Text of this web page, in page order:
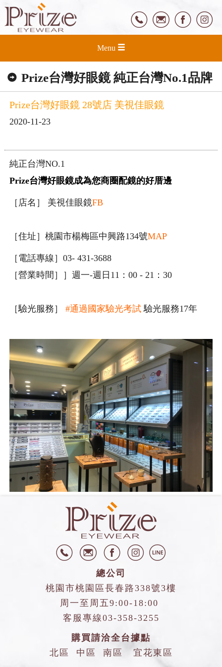
Menu
Prize台灣好眼鏡 純正台灣No.1品牌
Prize台灣好眼鏡 28號店 美視佳眼鏡
2020-11-23
純正台灣NO.1
Prize台灣好眼鏡成為您商圈配鏡的好厝邊
［店名］ 美視佳眼鏡FB
［住址］桃園市楊梅區中興路134號MAP
［電話專線］03- 431-3688
［營業時間］］週一-週日11：00 - 21：30
［驗光服務］ #通過國家驗光考試驗光服務17年
總公司
桃園市桃園區長春路338號3樓
周一至周五9:00-18:00
客服專線03-358-3255
購買請洽全台據點
北區
中區 南區 宜花東區